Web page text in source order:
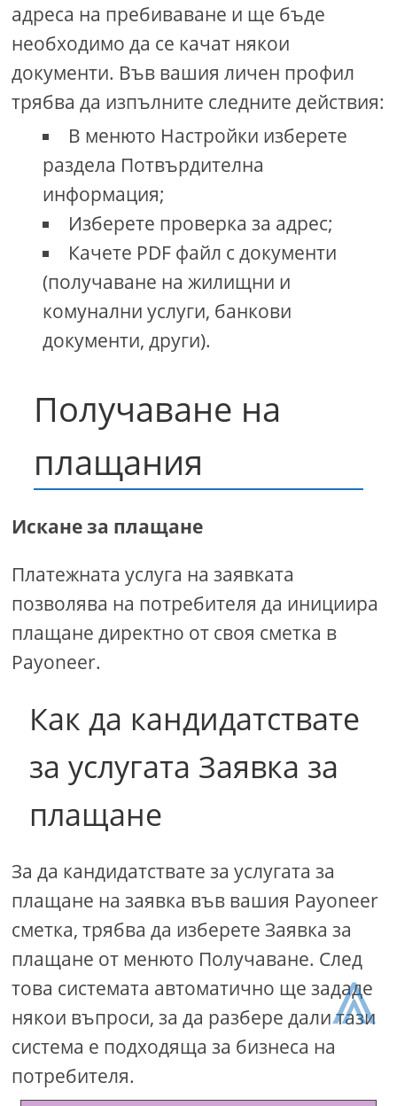
адреса на пребиваване и ще бъде
необходимо да се качат някои
документи. Във вашия личен профил
трябва да изпълните следните действия:
В менюто Настройки изберете
раздела Потвърдителна
информация;
Изберете проверка за адрес;
Качете PDF файл с документи
(получаване на жилищни и
комунални услуги, банкови
документи, други).
Получаване на
плащания
Искане за плащане
Платежната услуга на заявката
позволява на потребителя да инициира
плащане директно от своя сметка в
Payoneer.
Как да кандидатствате
за услугата Заявка за
плащане
За да кандидатствате за услугата за
плащане на заявка във вашия Payoneer
сметка, трябва да изберете Заявка за
плащане от менюто Получаване. След
това системата автоматично ще зададе
някои въпроси, за да разбере дали тази
система е подходяща за бизнеса на
потребителя.
⩓